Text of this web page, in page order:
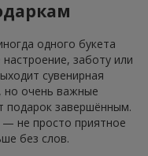
одного букета
заботу или
сувенирная
но очень важные
подарок завершённым.
— не просто приятное
без слов.